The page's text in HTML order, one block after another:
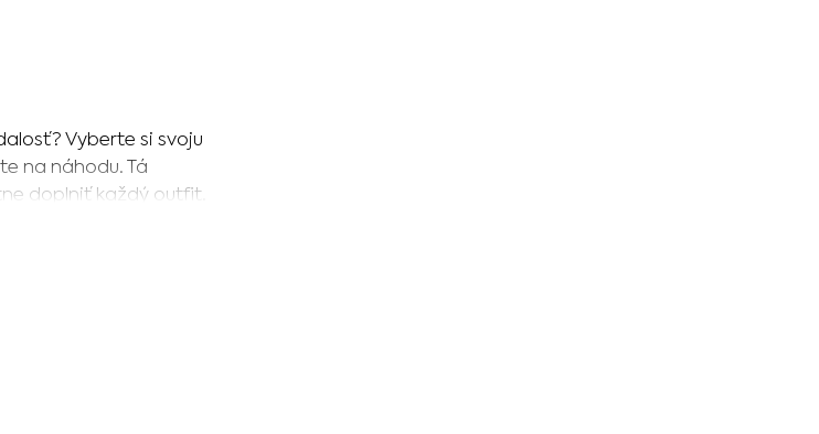
Vyberte si svoju
na náhodu. Tá
doplniť každý outfit.
ktoré sú
je dosť! Urobte si